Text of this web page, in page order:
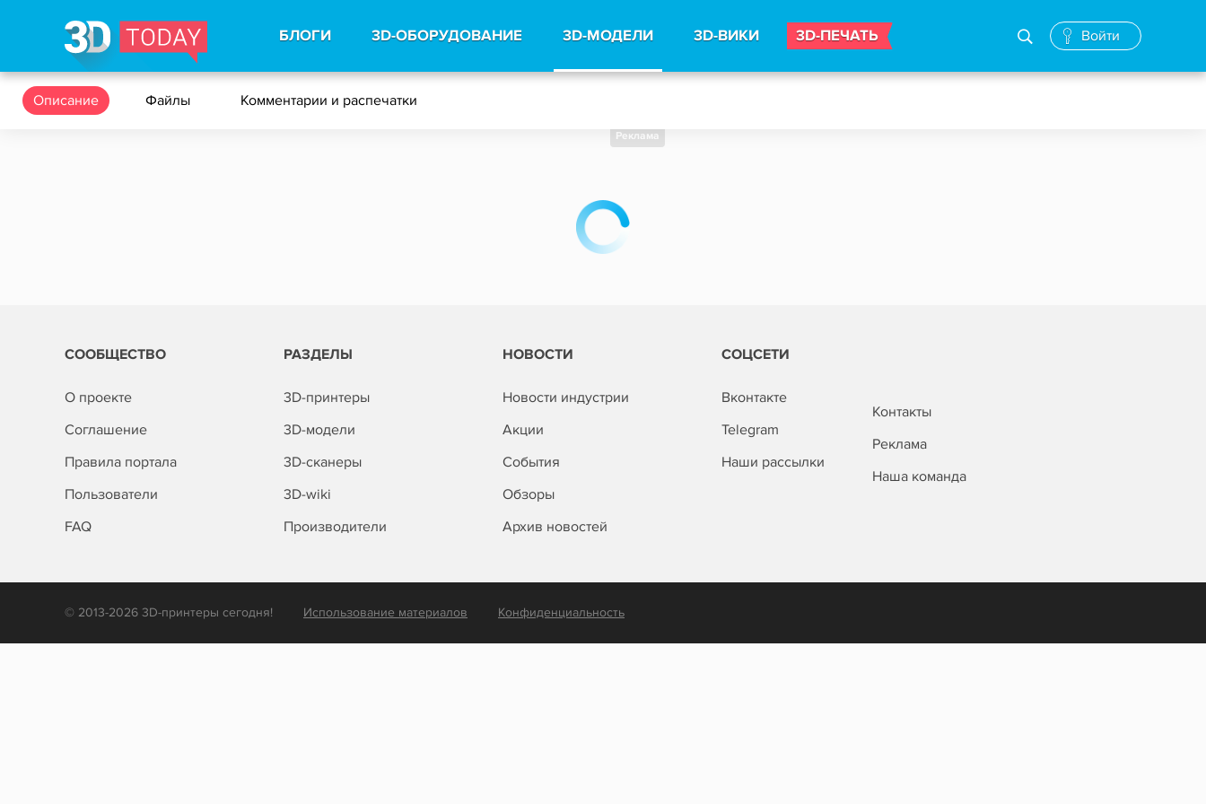
БЛОГИ 3D-ОБОРУДОВАНИЕ 3D-МОДЕЛИ 3D-ВИКИ 3D-ПЕЧАТЬ Войти
Описание Файлы Комментарии и распечатки
Реклама
СООБЩЕСТВО
О проекте
Соглашение
Правила портала
Пользователи
FAQ
РАЗДЕЛЫ
3D-принтеры
3D-модели
3D-сканеры
3D-wiki
Производители
НОВОСТИ
Новости индустрии
Акции
События
Обзоры
Архив новостей
СОЦСЕТИ
Вконтакте
Telegram
Наши рассылки
Контакты
Реклама
Наша команда
© 2013-2026 3D-принтеры сегодня! Использование материалов Конфиденциальность